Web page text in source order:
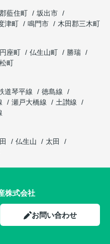
藍住町
坂出市
津町 鳴門市
木田郡三木町
円座町 仏生山町
勝瑞
町
道琴平線
徳島線
瀬戸大橋線
土讃線
仏生山
太田
株式会社
お問い合わせ